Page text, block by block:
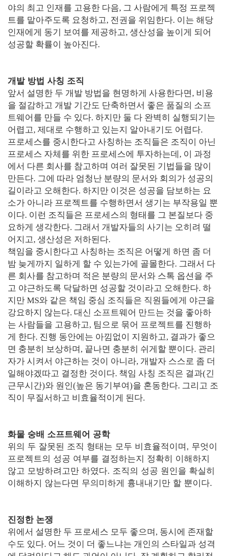
야의 최고 인재를 고용한 다음, 그 사람에게 특정 프로젝
트를 맡아주도록 요청하고, 전권을 위임한다. 이는 해당
인재에게 동기 보여를 제공하고, 생산성을 높이게 되어
성공할 확률이 높아진다.
개발 방법 사칭 조직
앞서 설명한 두 개발 방법을 현명하게 사용한다면, 비용
을 절감하고 개발 기간도 단축하면서 좋은 품질의 소프
트웨어를 만들 수 있다. 하지만 둘 다 완벽히 실행되기는
어렵고, 제대로 수행하고 있는지 알아내기도 어렵다.
프로세스를 중시한다고 사칭하는 조직들은 조직이 아닌
프로세스 자체를 위한 프로세스에 투자하는데, 이 과정
에서 다른 회사를 참고하며 여러 잘못된 기법들을 많이
만든다. 그에 따라 엄청난 분량의 문서와 회의가 성공의
길이라고 오해한다. 하지만 이것은 성공을 담보하는 요
소가 아니라 프로젝트를 수행하면서 생기는 부작용일 뿐
이다. 이런 조직들은 프로세스의 형태를 그 본질보다 중
요하게 생각한다. 그래서 개발자들의 사기는 오히려 떨
어지고, 생산성은 저하된다.
책임을 중시한다고 사칭하는 조직은 어떻게 하면 좀 더
밤 늦게까지 일하게 할 수 있는가에 골몰한다. 그래서 다
른 회사를 참고하며 적은 분량의 문서와 스톡 옵션을 주
고 야근하도록 닥달하면 성공할 것이라고 오해한다. 하
지만 MS와 같은 책임 중심 조직들은 직원들에게 야근을
강요하지 않는다. 대신 소프트웨어 만드는 것을 좋아하
는 사람들을 고용하고, 팀으로 묶어 프로젝트를 진행하
게 한다. 진행 동안에는 아낌없이 지원하고, 결과가 좋으
면 충분히 보상하며, 끝나면 충분히 쉬게할 뿐이다. 관리
자가 시켜서 야근하는 것이 아니라, 개발자 스스로 좀 더
일해야겠따고 결정한 것이다. 책임 사칭 조직은 결과(긴
근무시간)와 원인(높은 동기부여)을 혼동한다. 그리고 조
직이 무질서하고 비효율적이게 된다.
화물 숭배 소프트웨어 공학
위의 두 잘못된 조직 형태는 모두 비효율적이며, 무엇이
프로젝트의 성공 여부를 결정하는지 정확히 이해하지
않고 모방하려고만 하였다. 조직의 성공 원인을 확실히
이해하지 않는다면 무의미하게 흉내내기만 할 뿐이다.
진정한 논쟁
위에서 설명한 두 프로세스 모두 좋으며, 동시에 존재할
수도 있다. 어느 것이 더 좋느냐는 개인의 스타일과 성격